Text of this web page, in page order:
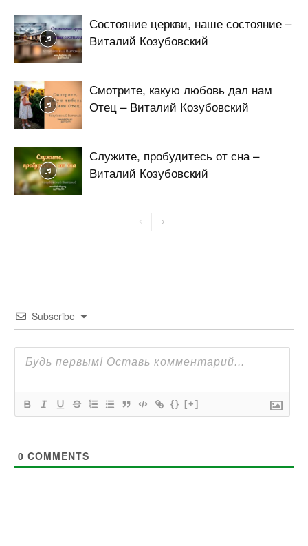
Состояние церкви, наше состояние –
Виталий Козубовский
Смотрите, какую любовь дал нам
Отец – Виталий Козубовский
Служите, пробудитесь от сна –
Виталий Козубовский
Subscribe
{} [+]
0 COMMENTS